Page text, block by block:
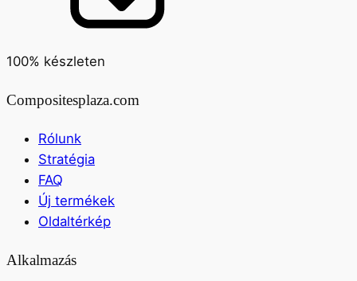
100% készleten
Compositesplaza.com
Rólunk
Stratégia
FAQ
Új termékek
Oldaltérkép
Alkalmazás